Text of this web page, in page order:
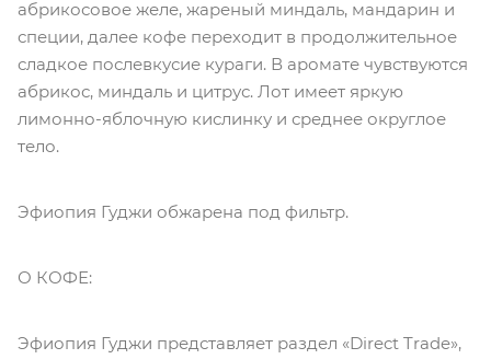
абрикосовое желе, жареный миндаль, мандарин и
специи, далее кофе переходит в продолжительное
сладкое послевкусие кураги. В аромате чувствуются
абрикос, миндаль и цитрус. Лот имеет яркую
лимонно-яблочную кислинку и среднее округлое
тело.
Эфиопия Гуджи обжарена под фильтр.
О КОФЕ:
Эфиопия Гуджи представляет раздел «Direct Trade»,